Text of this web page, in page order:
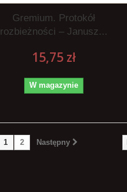
Gremium. Protokół
rozbieżności – Janusz...
15,75 zł
W magazynie
1 2 Następny